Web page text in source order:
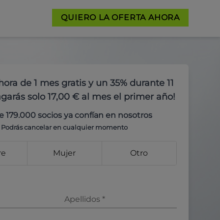
QUIERO LA OFERTA AHORA
de 1 mes gratis y un 35% durante 11
solo 17,00 € al mes el primer año!
179.000 socios ya confían en nosotros
Podrás cancelar en cualquier momento
Mujer Otro
Apellidos *